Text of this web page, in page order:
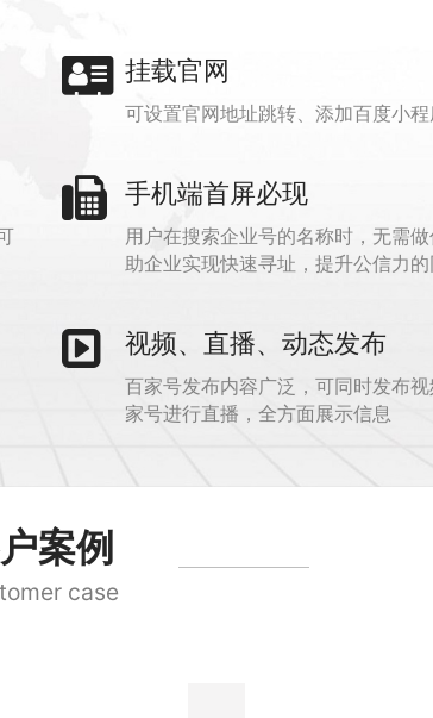
挂载官网
可设置官网地址跳转、添加百度小
手机端首屏必现
用户在搜索企业号的名称时，无需
助企业实现快速寻址，提升公信力的
视频、直播、动态发布
百家号发布内容广泛，可同时发布
家号进行直播，全方面展示信息
案例
case